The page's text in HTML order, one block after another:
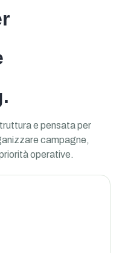
e pensata per
campagne,
operative.